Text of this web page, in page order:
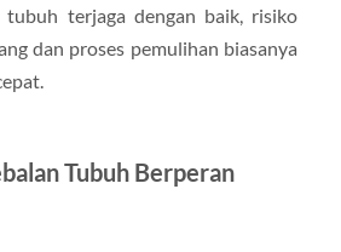
terjaga dengan baik, risiko
dan proses pemulihan biasanya
Tubuh Berperan